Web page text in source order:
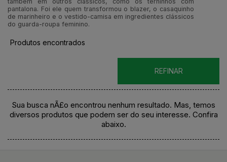
pantalona. Foi ele quem transformou o blazer, o casaquinho
de marinheiro e o vestido-camisa em ingredientes clássicos
do guarda-roupa feminino.
Produtos encontrados
REFINAR
Sua busca nÃ£o encontrou nenhum resultado. Mas, temos
diversos produtos que podem ser do seu interesse. Confira
abaixo.